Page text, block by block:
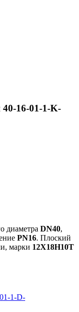
16-01-1-K-
диаметра DN40,
PN16. Плоский
марки 12Х18Н10Т
1-D-